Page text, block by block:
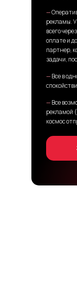
—
рекламы.
всего
оплате и
партнер,
задачи,
—Все в
—Все
рекламой
космос